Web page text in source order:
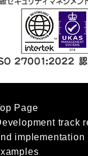
Page
track
implementation